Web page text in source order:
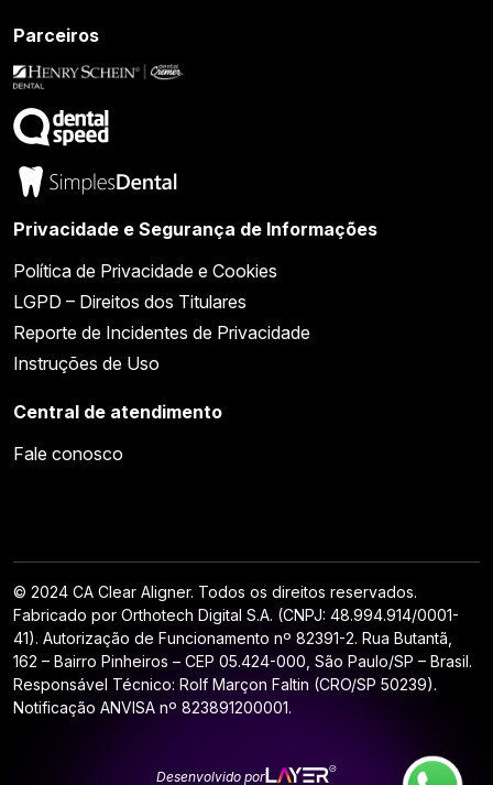
Parceiros
Privacidade e Segurança de Informações
Política de Privacidade e Cookies
LGPD – Direitos dos Titulares
Reporte de Incidentes de Privacidade
Instruções de Uso
Central de atendimento
Fale conosco
© 2024 CA Clear Aligner. Todos os direitos reservados.
Fabricado por Orthotech Digital S.A. (CNPJ: 48.994.914/0001-
41). Autorização de Funcionamento nº 82391-2. Rua Butantã,
162 – Bairro Pinheiros – CEP 05.424-000, São Paulo/SP – Brasil.
Responsável Técnico: Rolf Marçon Faltin (CRO/SP 50239).
Notificação ANVISA nº 823891200001.
Desenvolvido por